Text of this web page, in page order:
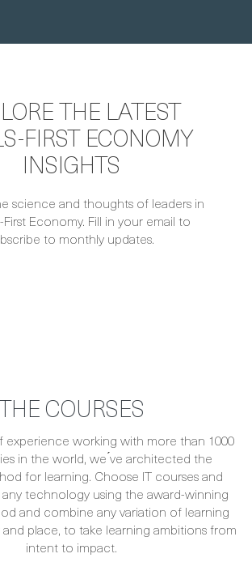
THE LATEST
FIRST ECONOMY
INSIGHTS
science and thoughts of leaders in
First Economy. Fill in your email to
to monthly updates.
COURSES
experience working with more than 1000
in the world, we ́ve architected the
for learning. Choose IT courses and
technology using the award-winning
and combine any variation of learning
place, to take learning ambitions from
intent to impact.